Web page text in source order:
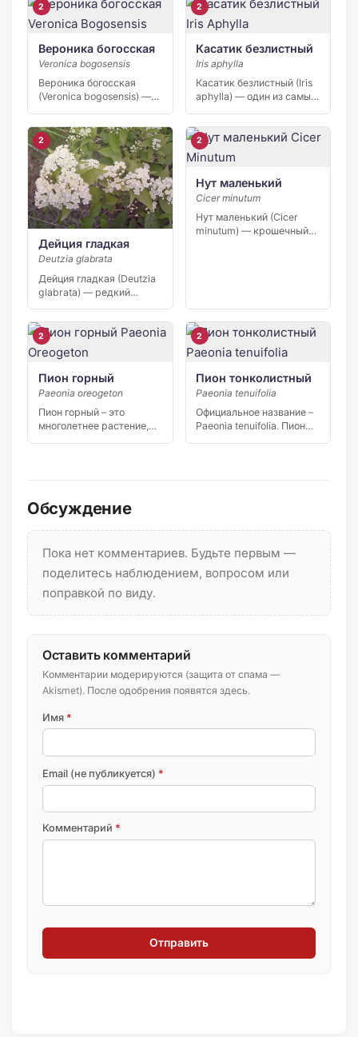
2
Вероника богосская
Veronica bogosensis
Вероника богосская
(Veronica bogosensis) —
Богосского хребта в […]
2
Касатик безлистный
Iris aphylla
Касатик безлистный (Iris
aphylla) — один из самых
[…]
2
Дейция гладкая
Deutzia glabrata
Дейция гладкая (Deutzia
glabrata) — редкий
кустарник из семейства
[…]
2
Нут маленький
Cicer minutum
Нут маленький (Cicer
minutum) — крошечный
2
Пион горный
Paeonia oreogeton
Пион горный – это
многолетнее растение,
2
Пион тонколистный
Paeonia tenuifolia
Официальное название –
Paeonia tenuifolia. Пион
Обсуждение
Пока нет комментариев. Будьте первым —
поделитесь наблюдением, вопросом или
поправкой по виду.
Оставить комментарий
Комментарии модерируются (защита от спама —
Akismet). После одобрения появятся здесь.
Имя *
Email (не публикуется) *
Комментарий *
Отправить